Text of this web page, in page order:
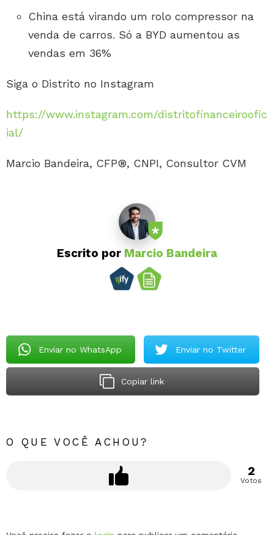
China está virando um rolo compressor na
venda de carros. Só a BYD aumentou as
vendas em 36%
Siga o Distrito no Instagram
https://www.instagram.com/distritofinanceiroofic
ial/
Marcio Bandeira, CFP®, CNPI, Consultor CVM
Escrito por Marcio Bandeira
Enviar no WhatsApp Enviar no Twitter
Copiar link
O QUE VOCÊ ACHOU?
2
Votos